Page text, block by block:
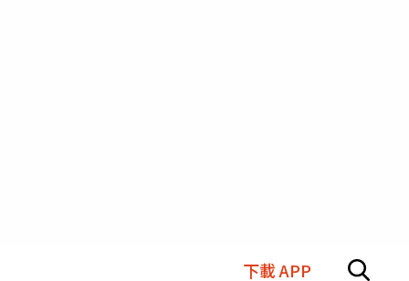
下載 APP